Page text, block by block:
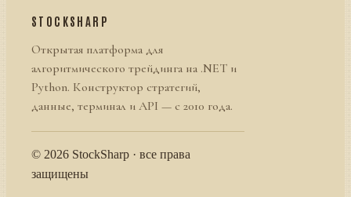
STOCKSHARP
Открытая платформа для
алгоритмического трейдинга на .NET и
Python. Конструктор стратегий,
данные, терминал и API — с 2010 года.
© 2026 StockSharp · все права
защищены